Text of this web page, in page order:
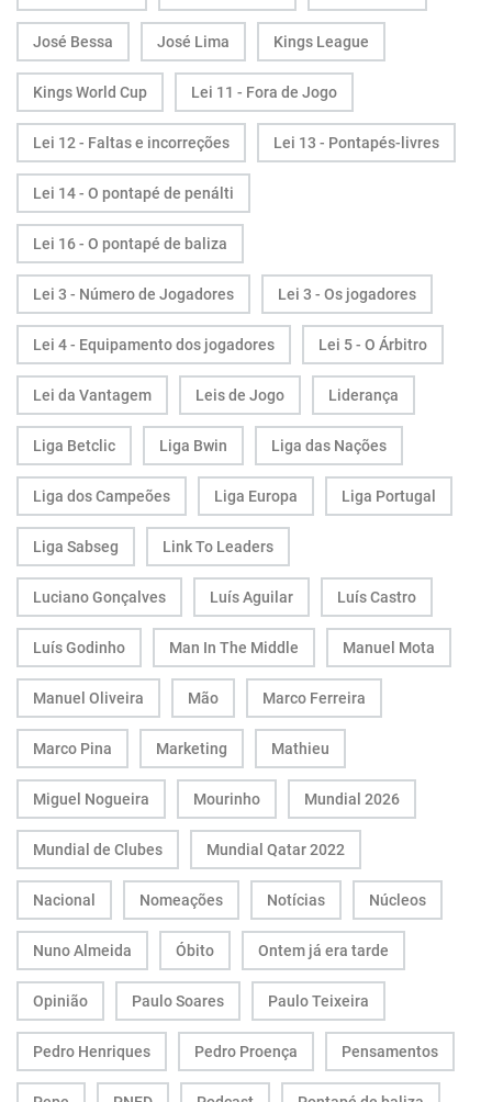
José Bessa José Lima Kings League
Kings World Cup Lei 11 - Fora de Jogo
Lei 12 - Faltas e incorreções Lei 13 - Pontapés-livres
Lei 14 - O pontapé de penálti
Lei 16 - O pontapé de baliza
Lei 3 - Número de Jogadores Lei 3 - Os jogadores
Lei 4 - Equipamento dos jogadores Lei 5 - O Árbitro
Lei da Vantagem Leis de Jogo Liderança
Liga Betclic Liga Bwin Liga das Nações
Liga dos Campeões Liga Europa Liga Portugal
Liga Sabseg Link To Leaders
Luciano Gonçalves Luís Aguilar Luís Castro
Luís Godinho Man In The Middle Manuel Mota
Manuel Oliveira Mão Marco Ferreira
Marco Pina Marketing Mathieu
Miguel Nogueira Mourinho Mundial 2026
Mundial de Clubes Mundial Qatar 2022
Nacional Nomeações Notícias Núcleos
Nuno Almeida Óbito Ontem já era tarde
Opinião Paulo Soares Paulo Teixeira
Pedro Henriques Pedro Proença Pensamentos